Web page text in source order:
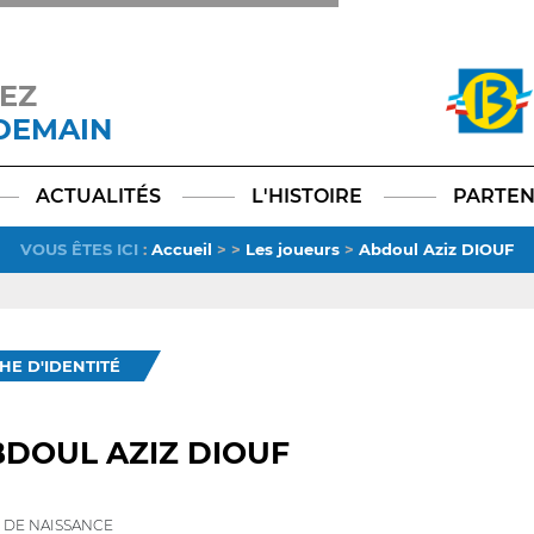
TikTokLinkedIn
X
ACTUALITÉS L'HISTOIRE
VOUS ÊTES ICI : Accueil > > Les joueurs > Abdoul Aziz DIOUF
D'IDENTITÉ
AZIZ DIOUF
DE NAISSANCE